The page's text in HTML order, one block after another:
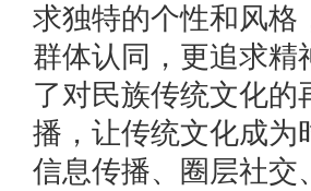
求独特的个性和风格
群体认同，更追求精
了对民族传统文化
播，让传统文化成为
信息传播、圈层社交